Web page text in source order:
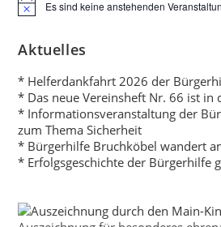
H
w
i
s
Es sind keine anstehenden
Aktuelles
* Helferdankfahrt 2026 der
* Das neue Vereinsheft Nr. 66 ist in
* Informationsveranstaltung der
zum Thema Sicherheit
* Bürgerhilfe Bruchköbel wandert
* Erfolgsgeschichte der Bürgerhilfe